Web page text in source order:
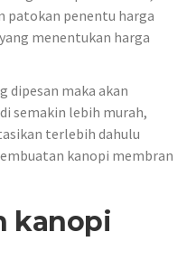
patokan penentu harga
menentukan harga
dipesan maka akan
semakin lebih murah,
terlebih dahulu
kanopi membran
kanopi